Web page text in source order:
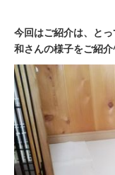
今回はご紹介は、と
和さんの様子をご紹